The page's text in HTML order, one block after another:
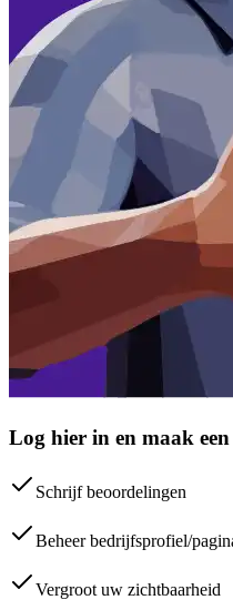
Log hier in en maak
Schrijf beoordelingen
Beheer bedrijfsprofiel/
Vergroot uw zichtbaarheid